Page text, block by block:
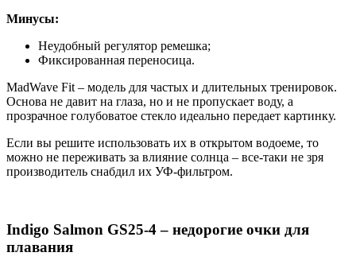
Минусы:
Неудобный регулятор ремешка;
Фиксированная переносица.
MadWave Fit – модель для частых и длительных тренировок.
Основа не давит на глаза, но и не пропускает воду, а
прозрачное голубоватое стекло идеально передает картинку.
Если вы решите использовать их в открытом водоеме, то
можно не переживать за влияние солнца – все-таки не зря
производитель снабдил их УФ-фильтром.
Indigo Salmon GS25-4 – недорогие очки для
плавания